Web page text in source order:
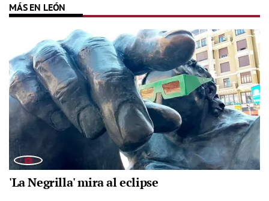
MÁS EN LEÓN
'La Negrilla' mira al eclipse